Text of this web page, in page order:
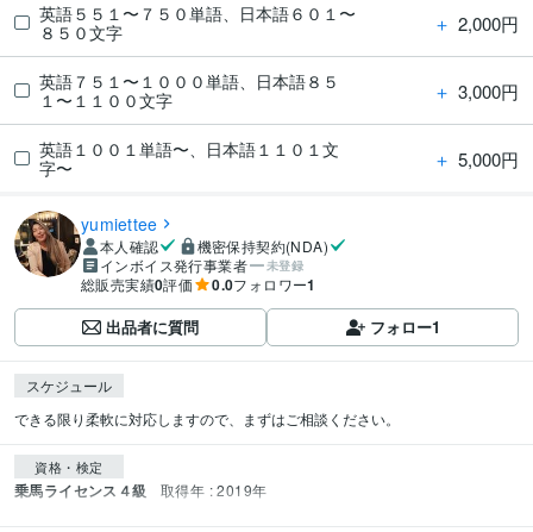
英語５５１〜７５０単語、日本語６０１〜
８５０文字
＋ 2,000円
英語７５１〜１０００単語、日本語８５
１〜１１００文字
＋ 3,000円
英語１００１単語〜、日本語１１０１文
字〜
＋ 5,000円
yumiettee
本人確認
機密保持契約(NDA)
インボイス発行事業者
未登録
総販売実績0評価 0.0フォロワー1
出品者に質問 フォロー1
スケジュール
できる限り柔軟に対応しますので、まずはご相談ください。
資格・検定
乗馬ライセンス４級 取得年 : 2019年